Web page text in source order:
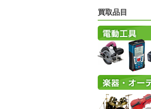
買取品目